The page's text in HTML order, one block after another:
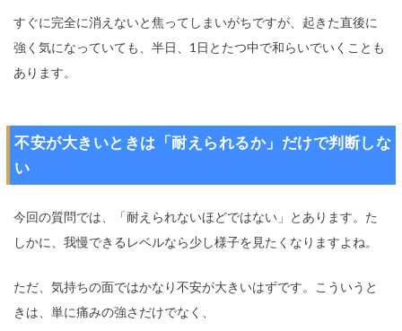
すぐに完全に消えないと焦ってしまいがちですが、起きた直後に
強く気になっていても、半日、1日とたつ中で和らいでいくことも
あります。
不安が大きいときは「耐えられるか」だけで判断しな
い
今回の質問では、「耐えられないほどではない」とあります。た
しかに、我慢できるレベルなら少し様子を見たくなりますよね。
ただ、気持ちの面ではかなり不安が大きいはずです。こういうと
きは、単に痛みの強さだけでなく、